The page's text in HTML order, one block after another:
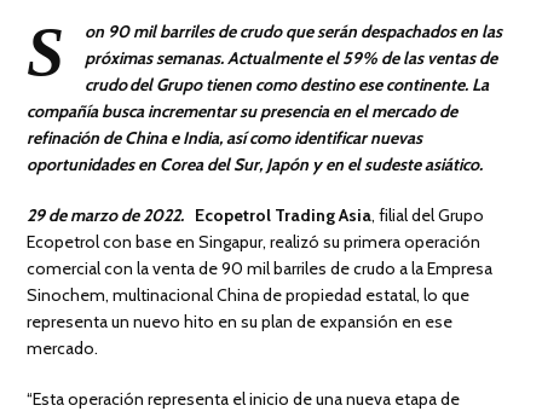
S
on 90 mil barriles de crudo que serán despachados en las
próximas semanas. Actualmente el 59% de las ventas de
crudo del Grupo tienen como destino ese continente. La
compañía busca incrementar su presencia en el mercado de
refinación de China e India, así como identificar nuevas
oportunidades en Corea del Sur, Japón y en el sudeste asiático.
29 de marzo de 2022. Ecopetrol Trading Asia, filial del Grupo
Ecopetrol con base en Singapur, realizó su primera operación
comercial con la venta de 90 mil barriles de crudo a la Empresa
Sinochem, multinacional China de propiedad estatal, lo que
representa un nuevo hito en su plan de expansión en ese
mercado.
“Esta operación representa el inicio de una nueva etapa de